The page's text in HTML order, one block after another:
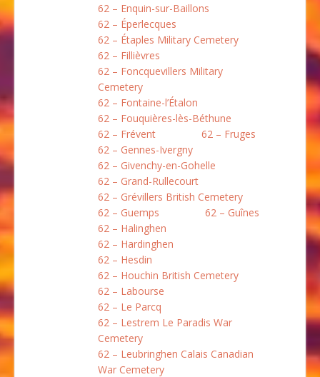
62 – Enquin-sur-Baillons
62 – Éperlecques
62 – Étaples Military Cemetery
62 – Fillièvres
62 – Foncquevillers Military
Cemetery
62 – Fontaine-l’Étalon
62 – Fouquières-lès-Béthune
62 – Frévent
62 – Fruges
62 – Gennes-Ivergny
62 – Givenchy-en-Gohelle
62 – Grand-Rullecourt
62 – Grévillers British Cemetery
62 – Guemps
62 – Guînes
62 – Halinghen
62 – Hardinghen
62 – Hesdin
62 – Houchin British Cemetery
62 – Labourse
62 – Le Parcq
62 – Lestrem Le Paradis War
Cemetery
62 – Leubringhen Calais Canadian
War Cemetery